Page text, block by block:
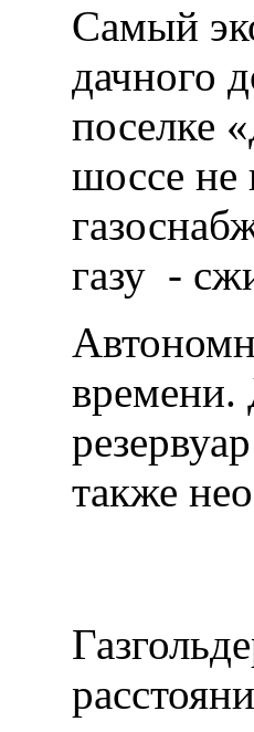
Самый
дачного
поселке
шоссе не
газу -
времени.
также